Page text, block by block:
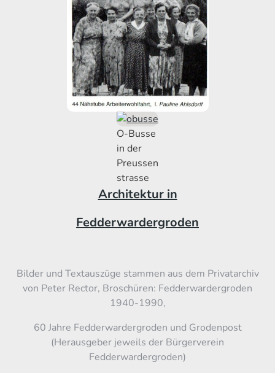
O-Busse
in der
Preussen
strasse
Architektur in
Fedderwardergroden
Bilder und Textauszüge stammen aus dem Privatarchiv
von Peter Rector, Broschüren: Fedderwardergroden
1940-1990,
60 Jahre Fedderwardergroden und Grodenpost
(Herausgeber jeweils der Bürgerverein
Fedderwardergroden)